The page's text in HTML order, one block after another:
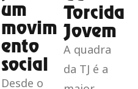
um
movim
ento
social
Desde o
Torcida
Jovem
A quadra
da TJ é a